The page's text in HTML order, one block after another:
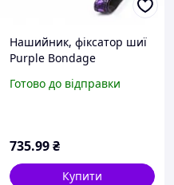
Нашийник, фіксатор шиї
Purple Bondage
Готово до відправки
735.99₴
Купити